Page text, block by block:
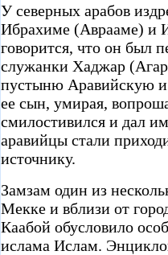
У северных арабов
Ибрахиме (Аврааме) и
говорится, что он был
служанки Хаджар
пустыню Аравийскую и
ее сын, умирая,
смилостивился и дал
аравийцы стали
источнику.
Замзам один из
Мекке и вблизи от
Каабой обусловило
ислама Ислам.